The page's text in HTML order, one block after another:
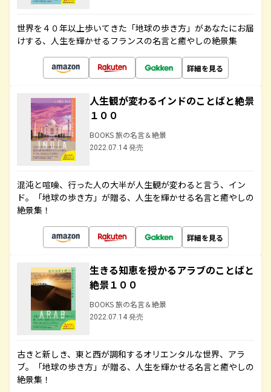
世界を４０年以上歩いてきた「地球の歩き方」があなたにお届
けする、人生を輝かせるフランスの名言と癒やしの絶景集
詳細を見る
人生観が変わるインドのことばと絶景
１００
BOOKS 旅の名言＆絶景
2022.07.14 発売
混沌と喧噪、行った人の大半が人生観が変わると言う、イン
ド。「地球の歩き方」が贈る、人生を輝かせる名言と癒やしの
絶景集！
詳細を見る
生きる知恵を授かるアラブのことばと
絶景１００
BOOKS 旅の名言＆絶景
2022.07.14 発売
古きと新しき、東と西が調和するオリエンタルな世界、アラ
ブ。「地球の歩き方」が贈る、人生を輝かせる名言と癒やしの
絶景集！